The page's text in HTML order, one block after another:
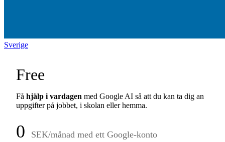
Sverige
Free
Få hjälp i vardagen med Google AI så att du kan ta dig an
uppgifter på jobbet, i skolan eller hemma.
0 SEK/månad med ett Google-konto